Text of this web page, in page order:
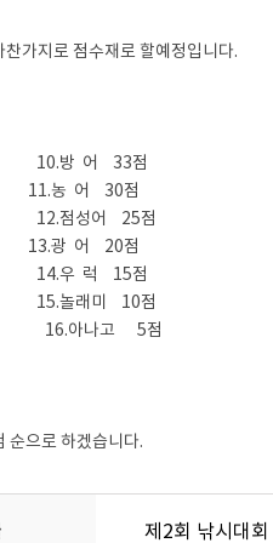
가지로 점수재로 할예정입니다.
방 어 33점
농 어 30점
점성어 25점
광 어 20점
우 럭 15점
놀래미 10점
16.아나고 5점
순으로 하겠습니다.
제2회 낚시대